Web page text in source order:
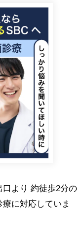
より 約徒歩2分の
に対応していま